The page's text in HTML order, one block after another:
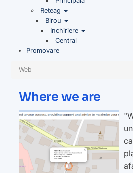
Reteag
Birou
Inchiriere
Central
Promovare
Web
Where we are